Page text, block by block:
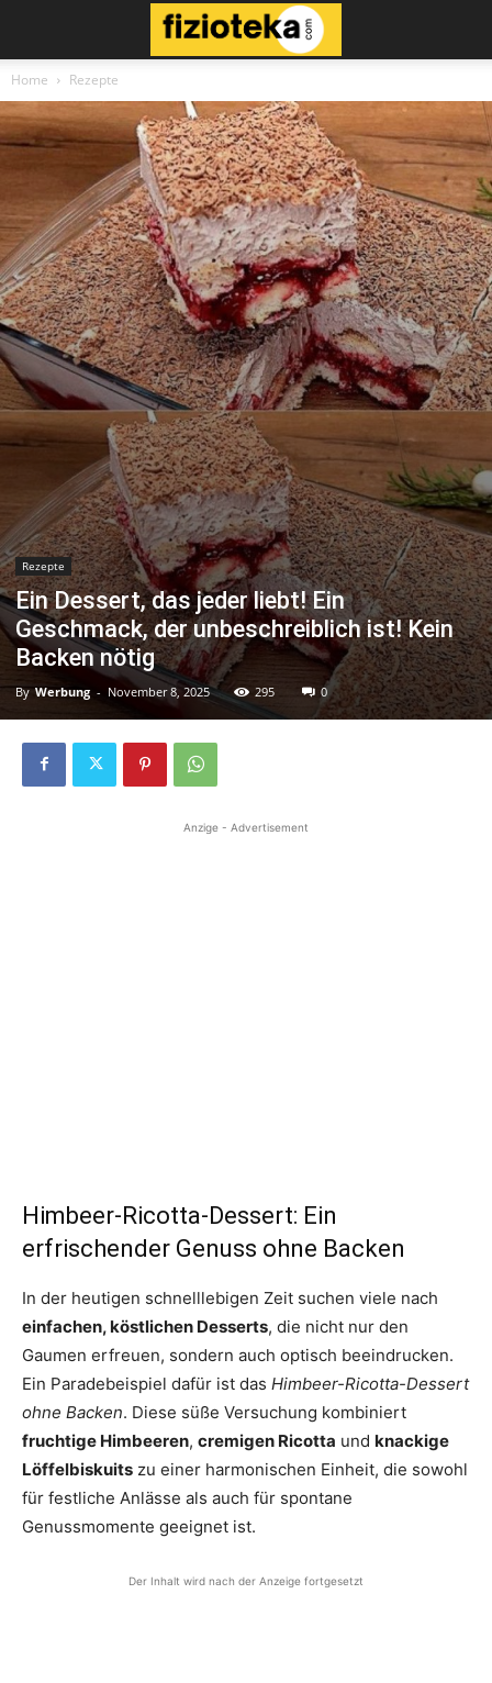
Home Rezepte
Rezepte
Ein Dessert, das jeder liebt! Ein
Geschmack, der unbeschreiblich ist! Kein
Backen nötig
By Werbung - November 8, 2025 295 0
Anzige - Advertisement
Himbeer-Ricotta-Dessert: Ein
erfrischender Genuss ohne Backen
In der heutigen schnelllebigen Zeit suchen viele nach
einfachen, köstlichen Desserts, die nicht nur den
Gaumen erfreuen, sondern auch optisch beeindrucken.
Ein Paradebeispiel dafür ist das Himbeer-Ricotta-Dessert
ohne Backen. Diese süße Versuchung kombiniert
fruchtige Himbeeren, cremigen Ricotta und knackige
Löffelbiskuits zu einer harmonischen Einheit, die sowohl
für festliche Anlässe als auch für spontane
Genussmomente geeignet ist.
Der Inhalt wird nach der Anzeige fortgesetzt